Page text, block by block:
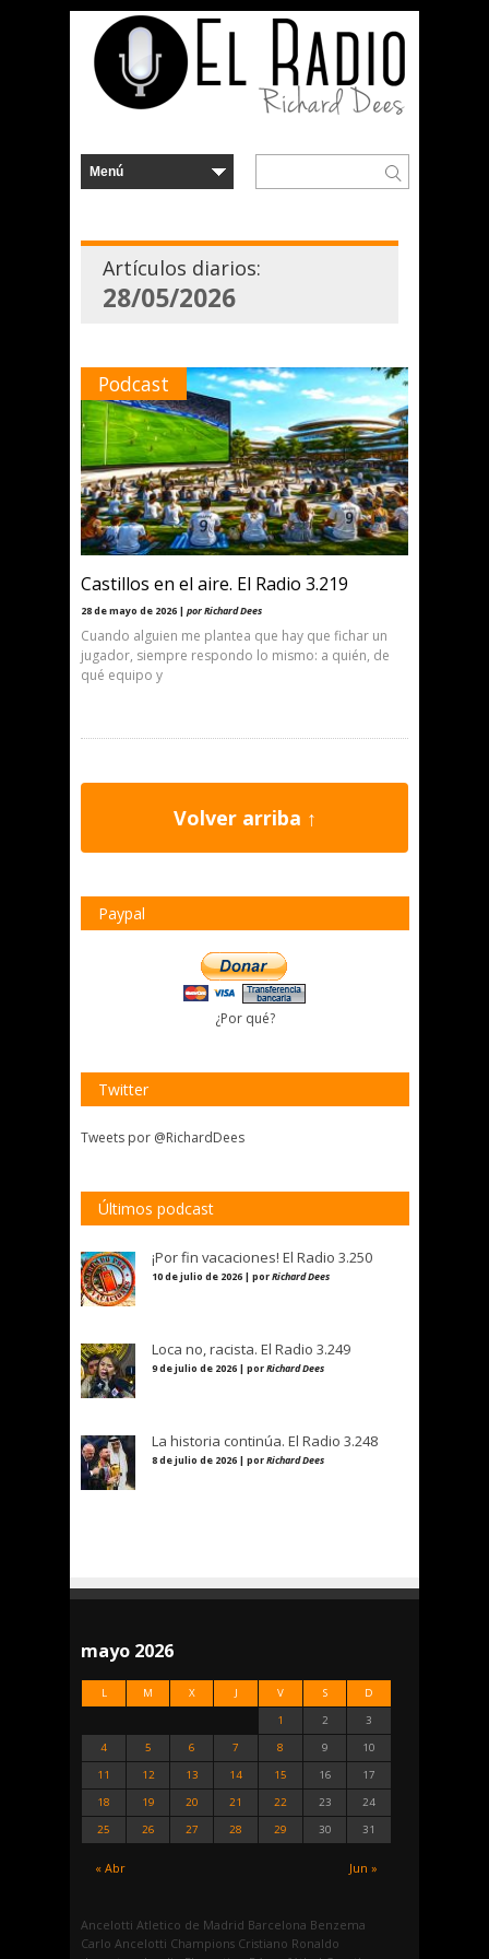
Artículos diarios:
28/05/2026
Podcast
Castillos en el aire. El Radio 3.219
28 de mayo de 2026 | por Richard Dees
Cuando alguien me plantea que hay que fichar un
jugador, siempre respondo lo mismo: a quién, de
qué equipo y
Volver arriba ↑
Paypal
¿Por qué?
Twitter
Tweets por @RichardDees
Últimos podcast
¡Por fin vacaciones! El Radio 3.250
10 de julio de 2026 | porRichard Dees
Loca no, racista. El Radio 3.249
9 de julio de 2026 | porRichard Dees
La historia continúa. El Radio 3.248
8 de julio de 2026 | porRichard Dees
mayo 2026
L M X J V S D
« Abr Jun »
1 2
3
4
5 6 7 8 9
10
11
12 13 14 15 16
17
18
19 20 21 22 23
24
25
26 27 28 29 30 31
Ancelotti Atletico de Madrid Barcelona Benzema
Carlo Ancelotti Champions Cristiano Ronaldo